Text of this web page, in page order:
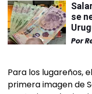
se
Por
Para los lugareños,
primera imagen de